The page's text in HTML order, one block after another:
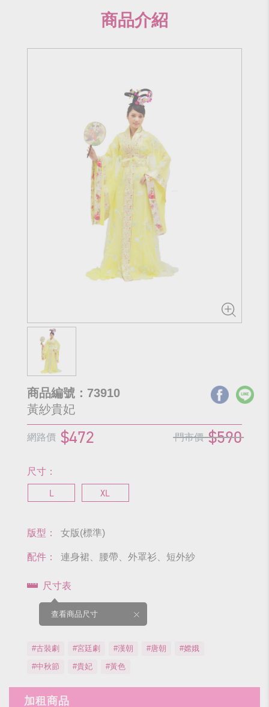
商品介紹
商品編號：73910
黃紗貴妃
網路價 $472 門市價 $590
尺寸：
L XL
版型： 女版(標準)
配件： 連身裙、腰帶、外罩衫、短外紗
尺寸表
查看商品尺寸
#古裝劇 #宮廷劇 #漢朝 #唐朝
#嫦娥
#中秋節
#貴妃 #黃色
加租商品